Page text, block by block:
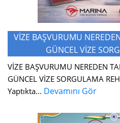
VİZE BAŞVURUMU
GÜNCEL VİZE
VİZE BAŞVURUMU NEREDEN
GÜNCEL VİZE SORGULAMA
Yaptıkta... Devamını Gör